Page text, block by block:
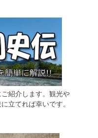
紹介します。観光や
立てれば幸いです。